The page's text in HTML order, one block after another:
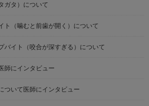
ガタ）について
ト（噛むと前歯が開く）について
バイト（咬合が深すぎる）について
師にインタビュー
ついて医師にインタビュー